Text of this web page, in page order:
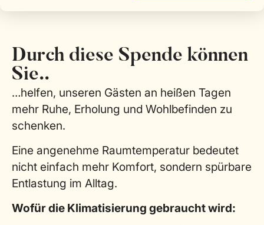
Durch diese Spende können
Sie..
…helfen, unseren Gästen an heißen Tagen
mehr Ruhe, Erholung und Wohlbefinden zu
schenken.
Eine angenehme Raumtemperatur bedeutet
nicht einfach mehr Komfort, sondern spürbare
Entlastung im Alltag.
Wofür die Klimatisierung gebraucht wird: